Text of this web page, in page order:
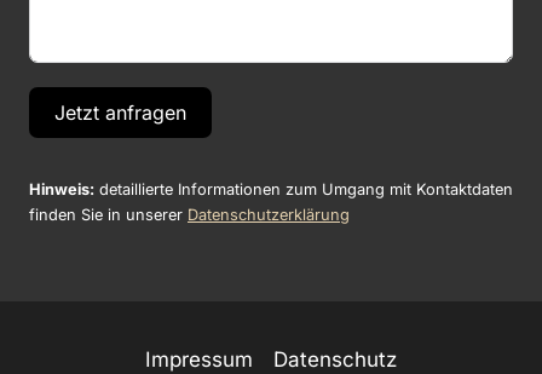
Jetzt anfragen
Hinweis: detaillierte Informationen zum Umgang mit Kontaktdaten
finden Sie in unserer Datenschutzerklärung
Impressum Datenschutz